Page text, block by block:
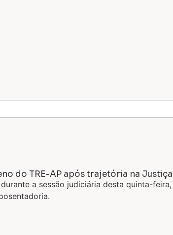
do TRE-AP após trajetória na
a sessão judiciária desta quinta-